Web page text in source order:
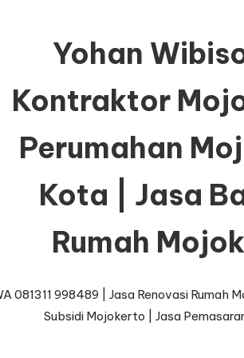
Yohan
Kontraktor
Perumahan
Kota | Jasa
Rumah
081311 998489 | Jasa Renovasi Rumah
Subsidi Mojokerto | Jasa